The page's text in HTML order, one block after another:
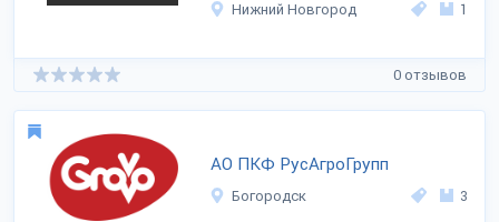
Нижний Новгород 1
0 отзывов
АО ПКФ РусАгроГрупп
Богородск 3